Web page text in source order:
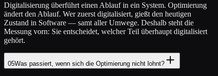
Digitalisierung überführt einen Ablauf in ein System. Optimierung
ändert den Ablauf. Wer zuerst digitalisiert, gießt den heutigen
Zustand in Software — samt aller Umwege. Deshalb steht die
Messung vorn: Sie entscheidet, welcher Teil überhaupt digitalisiert
gehört.
05Was passiert, wenn sich die Optimierung nicht lohnt?